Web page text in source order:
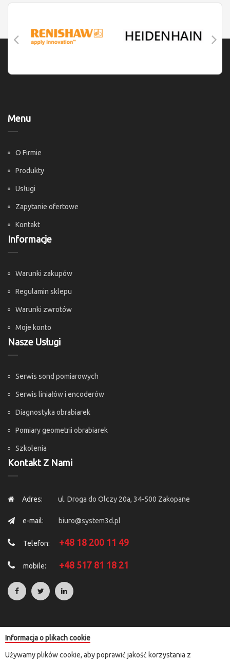
Menu
O Firmie
Produkty
Usługi
Zapytanie ofertowe
Kontakt
Informacje
Warunki zakupów
Regulamin sklepu
Warunki zwrotów
Moje konto
Nasze Usługi
Serwis sond pomiarowych
Serwis liniałów i encoderów
Diagnostyka obrabiarek
Pomiary geometrii obrabiarek
Szkolenia
Kontakt Z Nami
Adres: ul. Droga do Olczy 20a, 34-500 Zakopane
e-mail: biuro@system3d.pl
Telefon: +48 18 200 11 49
mobile: +48 517 81 18 21
Rozliczenia transakcji kartą płatniczą i e-przelewem przeprowadzane
Informacja o plikach cookie
Używamy plików cookie, aby poprawić jakość korzystania z